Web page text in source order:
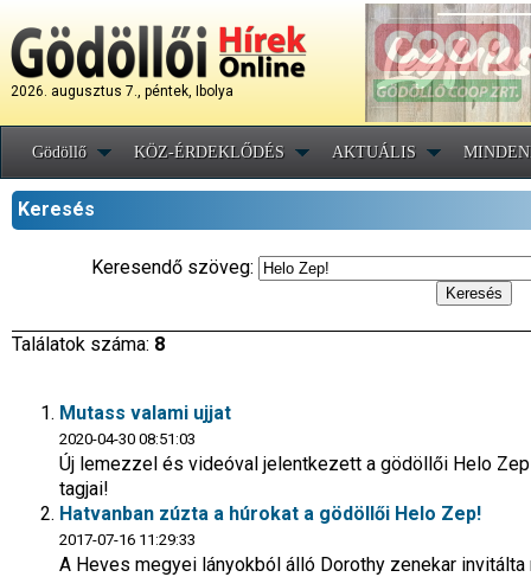
2026. augusztus 7., péntek, Ibolya
Gödöllő KÖZ-ÉRDEKLŐDÉS AKTUÁLIS
Keresés
Keresendő szöveg:
Találatok száma: 8
Mutass valami ujjat
2020-04-30 08:51:03
Új lemezzel és videóval jelentkezett a gödöllői Helo
tagjai!
Hatvanban zúzta a húrokat a gödöllői Helo Zep!
2017-07-16 11:29:33
A Heves megyei lányokból álló Dorothy zenekar